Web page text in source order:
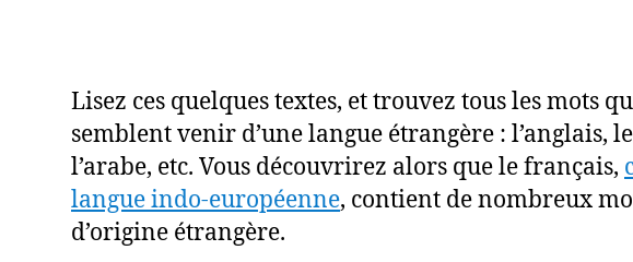
Lisez ces quelques textes, et trouvez tous les mots
semblent venir d’une langue étrangère : l’anglais,
l’arabe, etc. Vous découvrirez alors que le français,
langue indo-européenne, contient de nombreux
d’origine étrangère.